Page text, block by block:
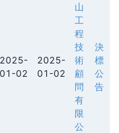
2025-
01-02
2025-
01-02
山
工
程
技
術
顧
問
有
限
公
決
標
公
告